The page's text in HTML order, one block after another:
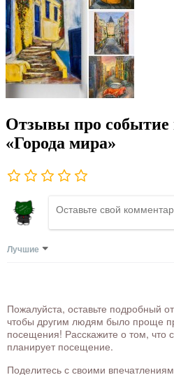
Отзывы про событие
«Города мира»
Лучшие
Пожалуйста, оставьте подробный
чтобы другим людям было проще
посещения! Расскажите о том, что
планирует посещение.
Поделитесь с своими